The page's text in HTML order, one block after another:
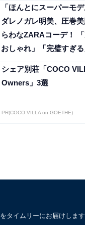
「ほんとにスーパーモデ
ダレノガレ明美、圧巻
らわなZARAコーデ！
おしゃれ」「完璧すぎる
シェア別荘「COCO
Owners」3選
PR(COCO VILLA on GOETHE)
タイムリーにお届けしま